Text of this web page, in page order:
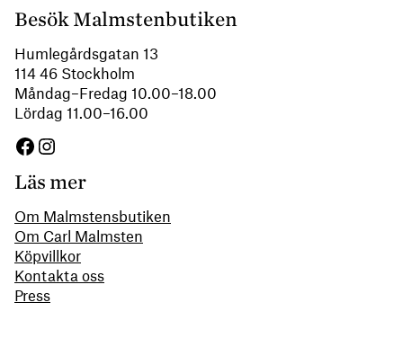
Besök Malmstenbutiken
Humlegårdsgatan 13
114 46 Stockholm
Måndag–Fredag 10.00–18.00
Lördag 11.00–16.00
Facebook
Instagram
Läs mer
Om Malmstensbutiken
Om Carl Malmsten
Köpvillkor
Kontakta oss
Press